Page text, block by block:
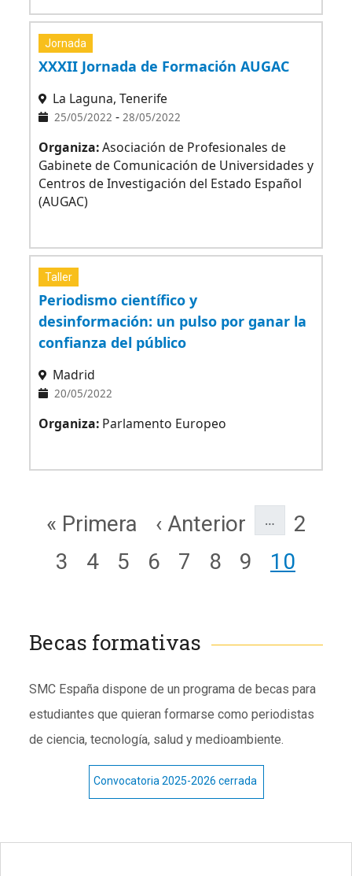
Jornada
XXXII Jornada de Formación AUGAC
La Laguna, Tenerife
25/05/2022 - 28/05/2022
Organiza:Asociación de Profesionales de
Gabinete de Comunicación de Universidades y
Centros de Investigación del Estado Español
(AUGAC)
Taller
Periodismo científico y
desinformación: un pulso por ganar la
confianza del público
Madrid
20/05/2022
Organiza: Parlamento Europeo
Primera página
« Primera Página anterior
‹ Anterior … Page
2
Page
3 Page
4 Page
5 Page
6 Page
7 Page
8 Page
9 Page
10
Becas formativas
Subtítulo
SMC España dispone de un programa de becas para
estudiantes que quieran formarse como periodistas
de ciencia, tecnología, salud y medioambiente.
Convocatoria 2025-2026 cerrada